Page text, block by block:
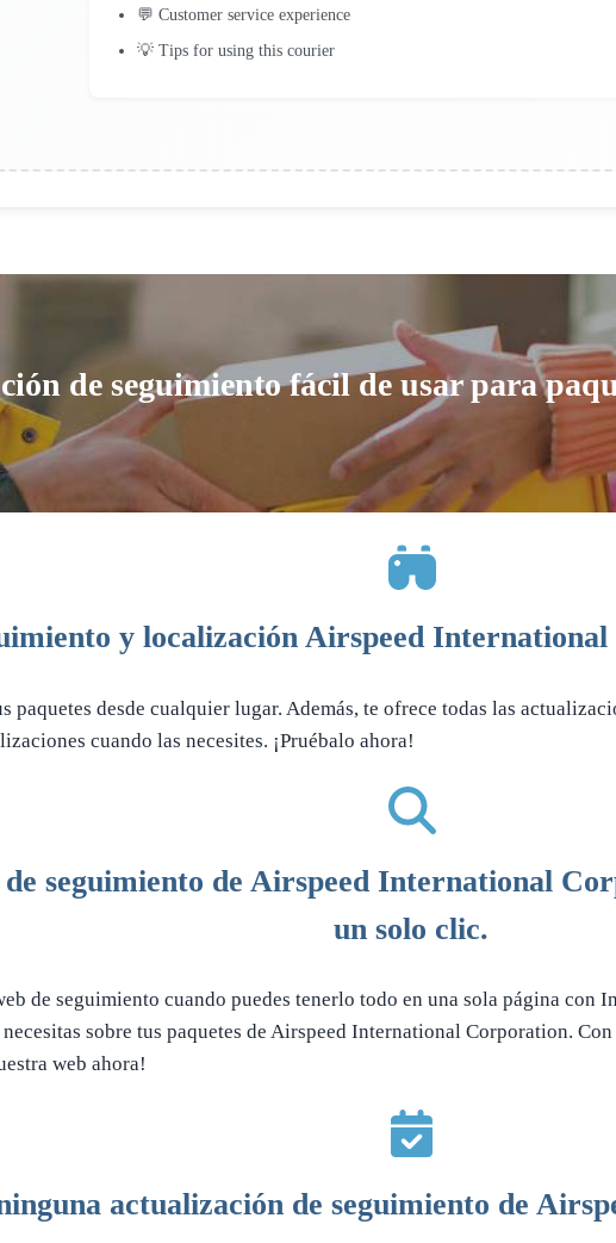
💬 Customer service experience
💡 Tips for using this courier
de seguimiento fácil de usar para
y localización Airspeed
paquetes desde cualquier lugar. Además, te ofrece todas las
cuando las necesites. ¡Pruébalo ahora!
seguimiento de Airspeed International
un solo clic.
de seguimiento cuando puedes tenerlo todo en una sola página con
sobre tus paquetes de Airspeed International Corporation.
web ahora!
actualización de seguimiento de